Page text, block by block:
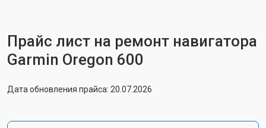
Прайс лист на ремонт навигатора
Garmin Oregon 600
Дата обновления прайса: 20.07.2026